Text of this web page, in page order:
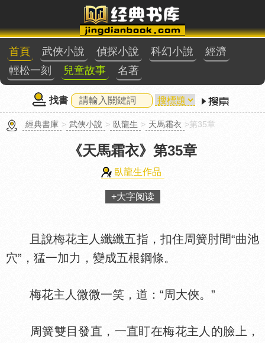
首頁 武俠小說 偵探小說 科幻小說
經濟
輕松一刻
兒童故事 名著
找書
經典書庫 > 武俠小說 > 臥龍生 > 天馬霜衣 >第35章
《天馬霜衣》 第35章
臥龍生作品
+大字阅读
且說梅花主人纖纖五指，扣住周簧肘間“曲池
穴”，猛一加力，變成五根鋼條。
梅花主人微微一笑，道：“周大俠。”
周簧雙目發直，一直盯在梅花主人的臉上，